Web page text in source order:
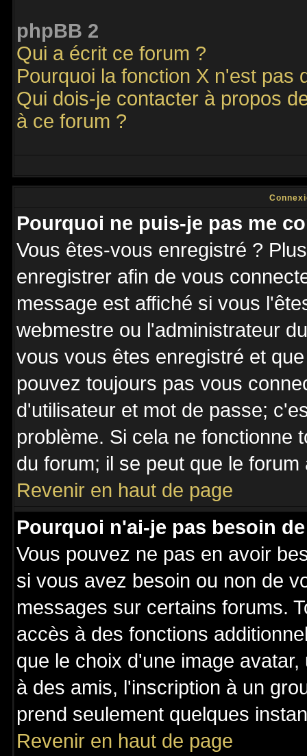
phpBB 2
Qui a écrit ce forum ?
Pourquoi la fonction X n'est pas
Qui dois-je contacter à propos
à ce forum ?
Pourquoi ne puis-je pas me
Vous êtes-vous enregistré ?
enregistrer afin de vous
message est affiché si vous
webmestre ou l'administrateur
vous vous êtes enregistré et
pouvez toujours pas vous
d'utilisateur et mot de passe;
problème. Si cela ne fonctionne
du forum; il se peut que le
Revenir en haut de page
Pourquoi n'ai-je pas besoin
Vous pouvez ne pas en avoir
si vous avez besoin ou non de
messages sur certains forums.
accès à des fonctions
que le choix d'une image
à des amis, l'inscription à un
prend seulement quelques
Revenir en haut de page